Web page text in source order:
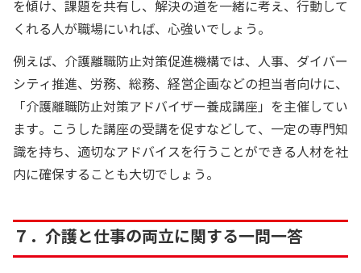
を傾け、課題を共有し、解決の道を一緒に考え、行動して
くれる人が職場にいれば、心強いでしょう。
例えば、介護離職防止対策促進機構では、人事、ダイバー
シティ推進、労務、総務、経営企画などの担当者向けに、
「介護離職防止対策アドバイザー養成講座」を主催してい
ます。こうした講座の受講を促すなどして、一定の専門知
識を持ち、適切なアドバイスを行うことができる人材を社
内に確保することも大切でしょう。
７．介護と仕事の両立に関する一問一答